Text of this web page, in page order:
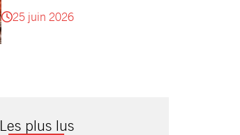
25 juin 2026
Les plus lus